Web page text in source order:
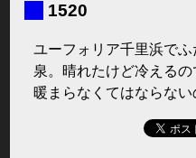
1520
ユーフォリア千里浜でふ
泉。晴れたけど冷えるの
暖まらなくてはならない